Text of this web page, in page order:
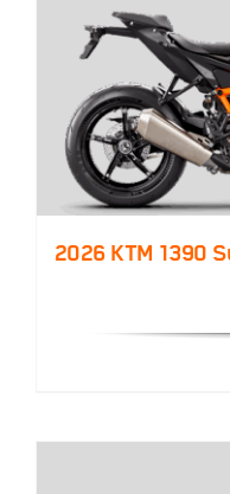
2026 KTM 1390